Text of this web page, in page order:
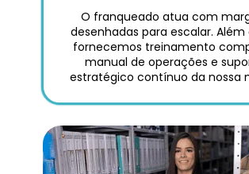
desenhadas para escalar. Além
fornecemos treinamento
manual de operações e
estratégico contínuo da nossa